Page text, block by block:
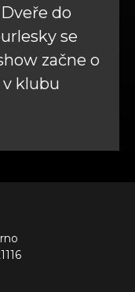
do
se
začne o
klubu